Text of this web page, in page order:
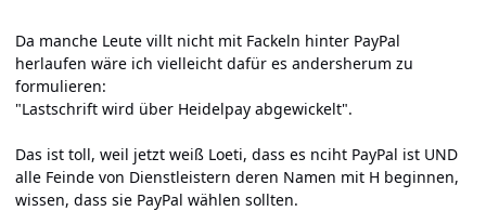
Da manche Leute villt nicht mit Fackeln hinter PayPal
herlaufen wäre ich vielleicht dafür es andersherum zu
formulieren:
"Lastschrift wird über Heidelpay abgewickelt".
Das ist toll, weil jetzt weiß Loeti, dass es nciht PayPal ist UND
alle Feinde von Dienstleistern deren Namen mit H beginnen,
wissen, dass sie PayPal wählen sollten.